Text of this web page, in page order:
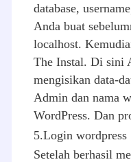
database,
Anda buat
localhost.
The Instal. Di sini
mengisikan data-
Admin dan nama
WordPress. Dan
5.Login wordpress
Setelah berhasil